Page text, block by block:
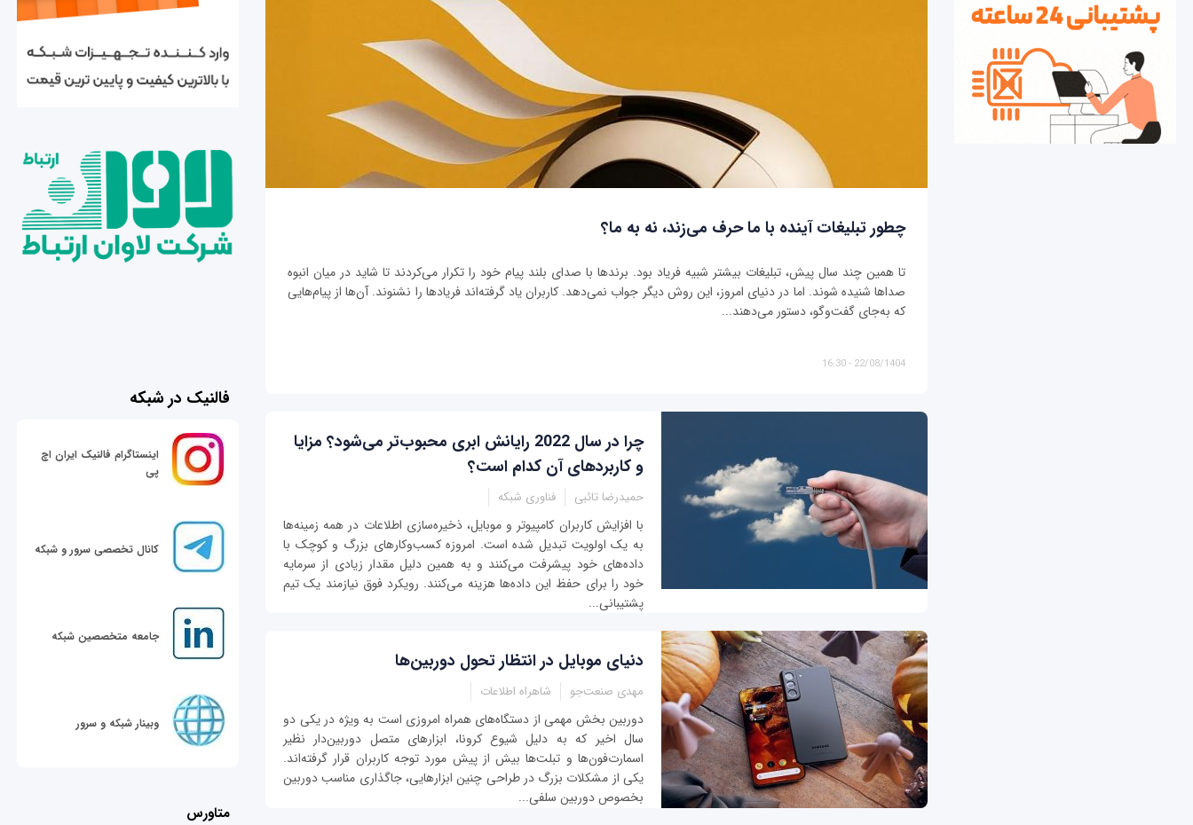
چطور تبلیغات آینده با ما حرف می‌زند، نه به ما؟
تا همین چند سال پیش، تبلیغات بیشتر شبیه فریاد بود. برندها با صدای بلند پیام خود را تکرار می‌کردند تا شاید در میان انبوه
صداها شنیده شوند. اما در دنیای امروز، این روش دیگر جواب نمی‌دهد. کاربران یاد گرفته‌اند فریادها را نشنوند. آن‌ها از پیام‌هایی
که به‌جای گفت‌وگو، دستور می‌دهند...
22/08/1404 - 16:30
چرا در سال 2022 رایانش ابری محبوب‌تر می‌شود؟ مزایا
و کاربردهای آن کدام است؟
حمیدرضا تائبی فناوری شبکه
با افزایش کاربران کامپیوتر و موبایل، ذخیره‌سازی اطلاعات در همه زمینه‌ها
به یک اولویت تبدیل شده است. امروزه کسب‌وکارهای بزرگ و کوچک با
داده‌های خود پیشرفت می‌کنند و به همین دلیل مقدار زیادی از سرمایه
خود را برای حفظ این داده‌ها هزینه می‌کنند. رویکرد فوق نیازمند یک تیم
پشتیبانی...
دنیای موبایل در انتظار تحول دوربین‌ها
مهدی صنعت‌جو شاهراه اطلاعات
دوربین بخش مهمی از دستگاه‌های همراه امروزی است به ویژه در یکی دو
سال اخیر که به دلیل شیوع کرونا، ابزارهای متصل دوربین‌دار نظیر
اسمارت‌فون‌ها و تبلت‌ها بیش از پیش مورد توجه کاربران قرار گرفته‌اند.
یکی از مشکلات بزرگ در طراحی چنین ابزارهایی، جاگذاری مناسب دوربین
بخصوص دوربین سلفی...
فالنیک در شبکه
اینستاگرام فالنیک ایران اچ
پی
کانال تخصصی سرور و شبکه
جامعه متخصصین شبکه
وبینار شبکه و سرور
متاورس